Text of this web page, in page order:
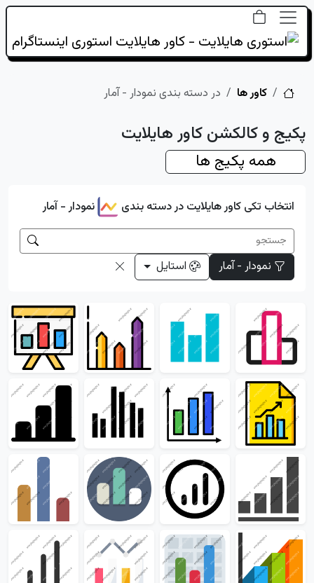
خانهکاور ها در دسته بندی نمودار - آمار
پکیج و کالکشن کاور هایلایت
همه پکیج ها
انتخاب تکی کاور هایلایت در دسته بندی نمودار - آمار